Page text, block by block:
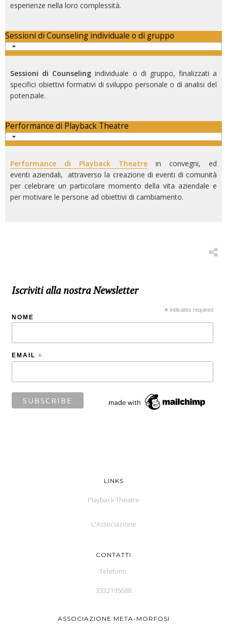
esperienze nella loro complessità.
Sessioni di Counseling individuale o di gruppo
Sessioni di Counseling individuale o di gruppo, finalizzati a
specifici obiettivi formativi di sviluppo personale o di analisi del
potenziale.
Performance di Playback Theatre
Performance di Playback Theatre in convegni, ed
eventi aziendali, attraverso la creazione di eventi di comunità
per celebrare un particolare momento della vita aziendale e
per motivare le persone ad obiettivi di cambiamento.
Iscriviti alla nostra Newsletter
* indicates required
NOME
EMAIL *
LINKS
Playback Theatre
L'Associazione
CONTATTI
Telefono:
3332195688
ASSOCIAZIONE META-MORFOSI